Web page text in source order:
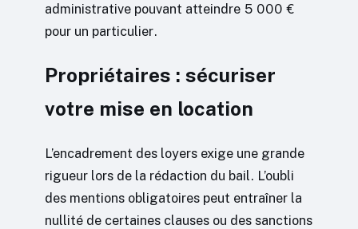
administrative pouvant atteindre 5 000 €
pour un particulier.
Propriétaires : sécuriser
votre mise en location
L’encadrement des loyers exige une grande
rigueur lors de la rédaction du bail. L’oubli
des mentions obligatoires peut entraîner la
nullité de certaines clauses ou des sanctions